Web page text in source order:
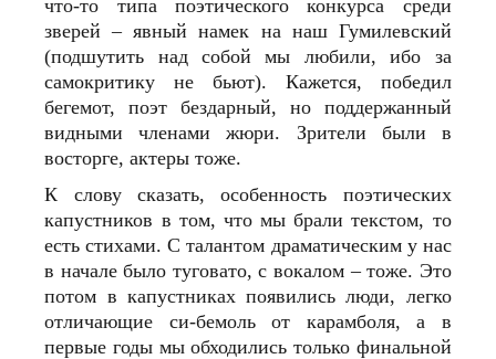
что-то типа поэтического конкурса среди
зверей – явный намек на наш Гумилевский
(подшутить над собой мы любили, ибо за
самокритику не бьют). Кажется, победил
бегемот, поэт бездарный, но поддержанный
видными членами жюри. Зрители были в
восторге, актеры тоже.
К слову сказать, особенность поэтических
капустников в том, что мы брали текстом, то
есть стихами. С талантом драматическим у нас
в начале было туговато, с вокалом – тоже. Это
потом в капустниках появились люди, легко
отличающие си-бемоль от карамболя, а в
первые годы мы обходились только финальной